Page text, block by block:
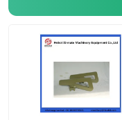
Tentang kita
Wisata pabrik